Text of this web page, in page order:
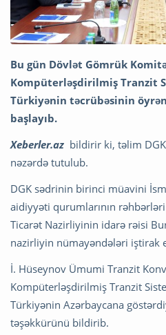
Bu gün Dövlət Gömrük
Kompüterləşdirilmiş Tranzit
Türkiyənin təcrübəsinin
başlayıb.
Xeberler.az bildirir ki, təlim
nəzərdə tutulub.
DGK sədrinin birinci müavini
aidiyyəti qurumlarının
Ticarət Nazirliyinin idarə rəisi
nazirliyin nümayəndələri iştirak
İ. Hüseynov Ümumi Tranzit
Kompüterləşdirilmiş Tranzit
Türkiyənin Azərbaycana
təşəkkürünü bildirib.